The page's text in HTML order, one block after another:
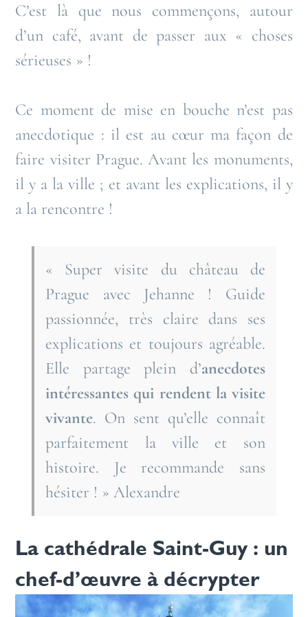
C’est là que nous commençons, autour
d’un café, avant de passer aux « choses
sérieuses » !
Ce moment de mise en bouche n’est pas
anecdotique : il est au cœur ma façon de
faire visiter Prague. Avant les monuments,
il y a la ville ; et avant les explications, il y
a la rencontre !
« Super visite du château de
Prague avec Jehanne ! Guide
passionnée, très claire dans ses
explications et toujours agréable.
Elle partage plein d’anecdotes
intéressantes qui rendent la visite
vivante. On sent qu’elle connaît
parfaitement la ville et son
histoire. Je recommande sans
hésiter ! » Alexandre
La cathédrale Saint-Guy : un
chef-d’œuvre à décrypter